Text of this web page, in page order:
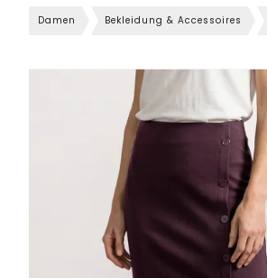
Damen Bekleidung & Accessoires